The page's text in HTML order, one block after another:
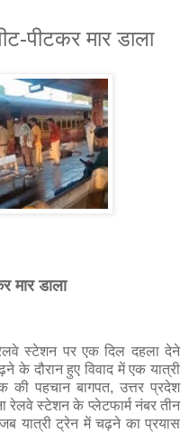
पीटकर मार डाला
मार डाला
स्टेशन पर एक दिल दहला देने
के दौरान हुए विवाद में एक यात्री
की पहचान बागपत, उत्तर प्रदेश
रेलवे स्टेशन के प्लेटफार्म नंबर तीन
यात्री ट्रेन में चढ़ने का प्रयास